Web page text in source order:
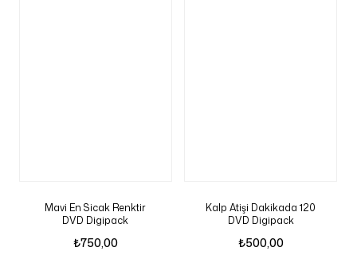
Mavi En Sicak Renktir
DVD Digipack
₺750,00
Kalp Atişi Dakikada 120
DVD Digipack
₺500,00